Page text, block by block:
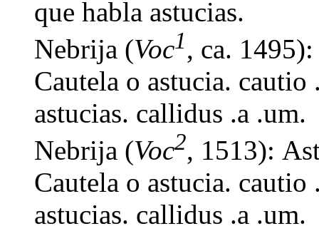
que habla astucias.
Nebrija (Voc1, ca.
Cautela o astucia.
astucias. callidus .a .um.
Nebrija (Voc2, 1513):
Cautela o astucia.
astucias. callidus .a .um.